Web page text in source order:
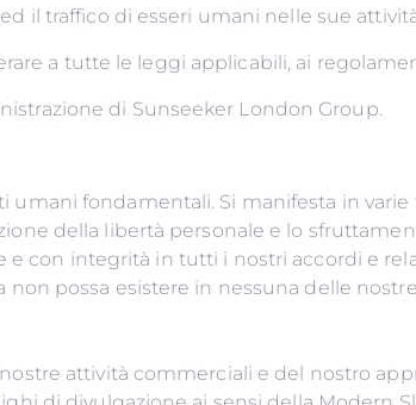
il traffico di esseri umani nelle sue
a tutte le leggi applicabili, ai
di Sunseeker London Group.
fondamentali. Si manifesta in varie
della libertà personale e lo
con integrità in tutti i nostri accordi e
possa esistere in nessuna delle
attività commerciali e del nostro